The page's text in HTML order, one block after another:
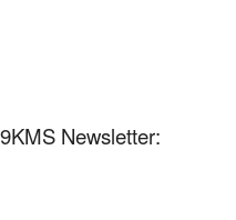
Newsletter: